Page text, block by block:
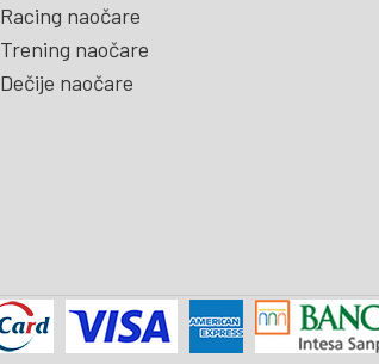
Racing naočare
Trening naočare
Dečije naočare